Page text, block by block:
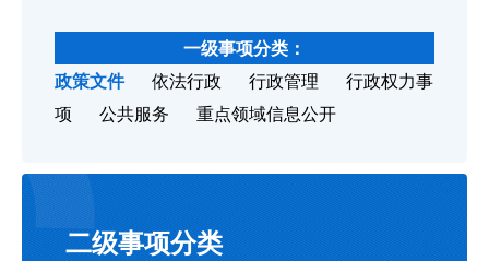
一级事项分类：
政策文件
依法行政 行政管理
行政权力事
项
公共服务 重点领域信息公开
二级事项分类